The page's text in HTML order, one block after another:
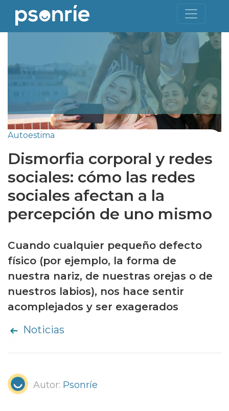
Autoestima
Dismorfia corporal y redes
sociales: cómo las redes
sociales afectan a la
percepción de uno mismo
Cuando cualquier pequeño defecto
físico (por ejemplo, la forma de
nuestra nariz, de nuestras orejas o de
nuestros labios), nos hace sentir
acomplejados y ser exagerados
Noticias
Autor: Psonríe